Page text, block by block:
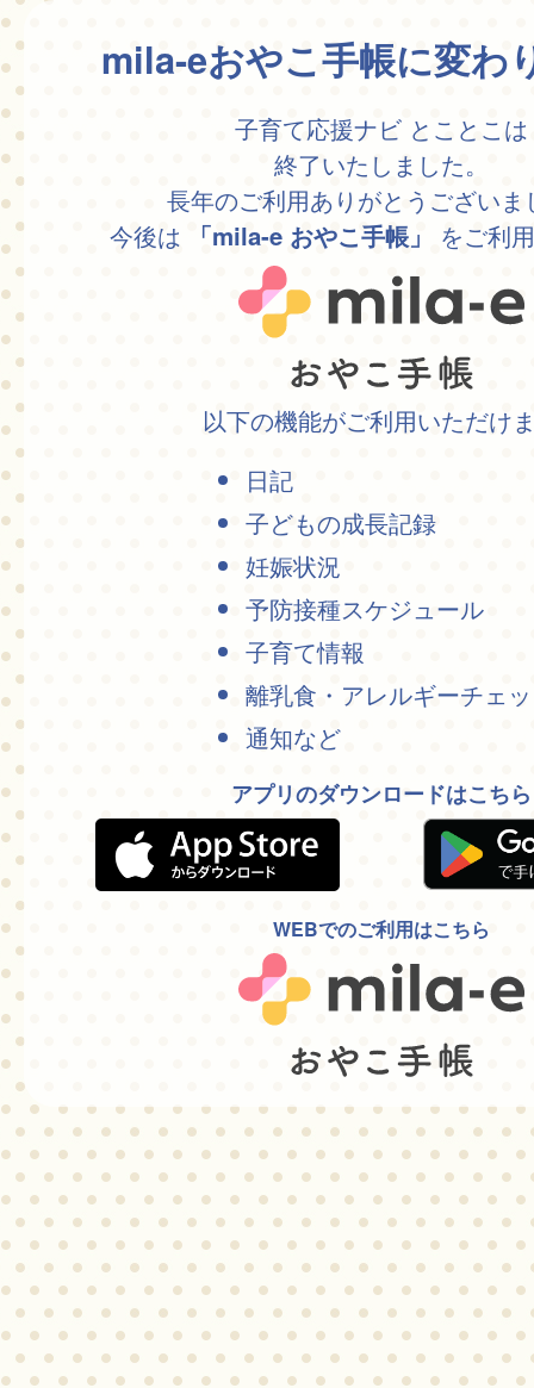
mila-eおやこ手帳に変わ
子育て応援ナビ とことこは
終了いたしました。
長年のご利用ありがとうございま
今後は
「mila-e おやこ手帳」 をご利
以下の機能がご利用いただけ
日記
子どもの成長記録
妊娠状況
予防接種スケジュール
子育て情報
離乳食・アレルギーチェ
通知など
アプリのダウンロードはこちら
WEBでのご利用はこちら